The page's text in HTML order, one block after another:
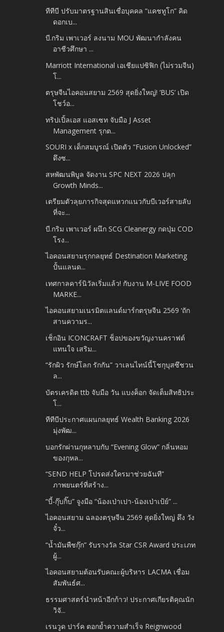
ทีทีบี ปรับมาตรฐานสินเชื่อบุคคล “แคชทูโก” คิด
ดอกเบ...
บี.กริม เพาเวอร์ ลงนาม MOU พัฒนากำลังคน
อาชีวศึกษา ...
Marriott International เอเชียแปซิฟิก (ไม่รวมจีน)
โ...
ตรุษจีนไอคอนสยาม 2569 สุดยิ่งใหญ่! ‘BUS’ เปิด
โชว์อ...
ทริปเปิ้ลเอส แอสเซท จับมือ J Asset
Management รุกต...
SOURI x เด็กสมบูรณ์ เปิดตัว “Fusion Unlocked”
ดึงซ...
สหพัฒนพิบูล จัดงาน SPC NEXT 2026 ปลุก
Growth Minds...
เตรียมตัวลุยภารกิจสุดแหวกแนวกับบีเวอร์สายลับ
ที่จะ...
บี.กริม เพาเวอร์ ผนึก SCG Cleanergy กดปุ่ม COD
โรง...
ไอคอนสยามรุกกลยุทธ์ Destination Marketing
ปั้นแลนด...
เทศกาลคาร์นิวัลเริ่มแล้ว! กับงาน M-LIVE FOOD
MARKE...
ไอคอนสยามเนรมิตแลนด์มาร์กตรุษจีน 2569 ‘ถัก
สานความร...
เช็กอิน ICONCRAFT ช็อปของขวัญงานคราฟต์
แทนใจ เสริม...
“รักผิว รักษ์โลก รักกัน” วาเลนไทน์นี้โชกุบุสซึชวน
ล...
บัตรเครดิต ttb จับมือ วัน แบงค็อก จัดเต็มสิทธิประ
โ...
ทีทีบีประกาศแผนกลยุทธ์ Wealth Banking 2026
มุ่งพัฒ...
บอกรักผ่านกุหลาบกับ “Evening Glow” กลิ่นหอม
ของกุหล...
“SEND HELP โปรดส่งใครมาช่วยฉันที”
ภาพยนตร์ที่สร้าง...
“บี้-กุ๊บกิ๊บ” จูงมือ “น้องเป่าเปา-น้องเป่าเป้ย์” ...
ไอคอนสยาม ฉลองตรุษจีน 2569 สุดยิ่งใหญ่ ดึง วัง
จั๋ว...
“น้ำมันพืชกุ๊ก” รับรางวัล Star CSR Award ประเภท
ผู้...
ไอคอนสยามต้อนรับคณะผู้บริหาร LACMA เชื่อม
สัมพันธ์ศ...
ธรรมศาสตร์นำหน้าอีกก้าว! ประกาศเกียรติคุณนัก
วิจั...
เรนวูด ปาร์ค ตอกย้ำความสำเร็จ Reignwood